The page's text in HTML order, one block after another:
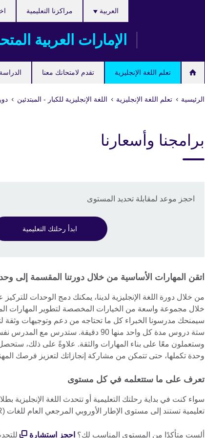
الإمارات العربية
تعلم اللغة الإنجليزية تقدم لامتحانك معنا
العربية مراكزنا التعليمية
الرئيسية تعلم اللغة الإنجليزية اللغة الإنجليزية للكبار - المبتدئين
برامجنا وأسعارنا
احجز موعد لمقابلة تحديد المستوى
ابدأ رحلتك التعليمية
اتقن المهارات الأساسية من خلال دورتنا المقسمة إلى
من خلال دورة اللغة الإنجليزية لدينا، يمكنك دمج الوحدات
خلال مجموعة واسعة من الخيارات المخصصة لتطوير المهارات
سيمنحك مدرسونا الخبراء كل ما تحتاجه من دعم وتوجيهات
ستة دروس مدة كل واحد منها 90 دقيقة.
وستعملون معًا على بناء المهارات والثقة. علاوةً على ذلك،
وحدة تكملها، حتى تتمكن من مشاركة إنجازاتك لتعزيز فرصك
تعرف على ما ستتعلمه في كل مستوى
سواء كنت في بداية رحلتك التعليمية أو تتحدث اللغة الإنجليزية
تعليمية تستند إلى مستوى الإطار الأوروبي المرجعي العام للغات (CEFR).
ألست متأكدًا من المستوى المناسب لك؟ احجز استشارة